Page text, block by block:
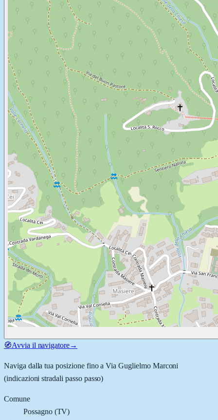
🧭Avvia il navigatore→
Naviga dalla tua posizione fino aVia Guglielmo Marconi
(indicazioni stradali passo passo)
Comune
Possagno(TV)